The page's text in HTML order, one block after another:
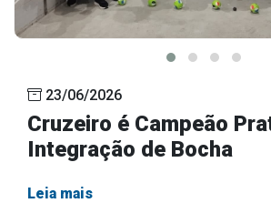
23/06/2026
Cruzeiro é Campeão
Integração de Bocha
Leia mais